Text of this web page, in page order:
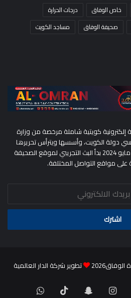
خاص الوفاق
درجات الحرارة
صحيفة الوفاق
مساجد الكويت
كويتية شاملة مرخصة من وزارة
دولة الكويت، وأسسها ويترأس تحريرها
الكاتب/ مطلق الحريجي ، وفي مايو 2024 بدأ البث التجريبي لموقع الصحيفة
على مواقع التواصل المختلفة.
تطوير شركة الدار العالمية
انستقرامسناب ‫TikTokواتساب